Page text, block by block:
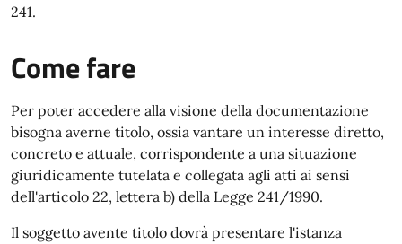
241.
Come fare
Per poter accedere alla visione della documentazione
bisogna averne titolo, ossia vantare un interesse diretto,
concreto e attuale, corrispondente a una situazione
giuridicamente tutelata e collegata agli atti ai sensi
dell'articolo 22, lettera b) della Legge 241/1990.
Il soggetto avente titolo dovrà presentare l'istanza